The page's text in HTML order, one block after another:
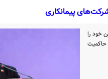
پیمانکاری
خود را
حاکمیت